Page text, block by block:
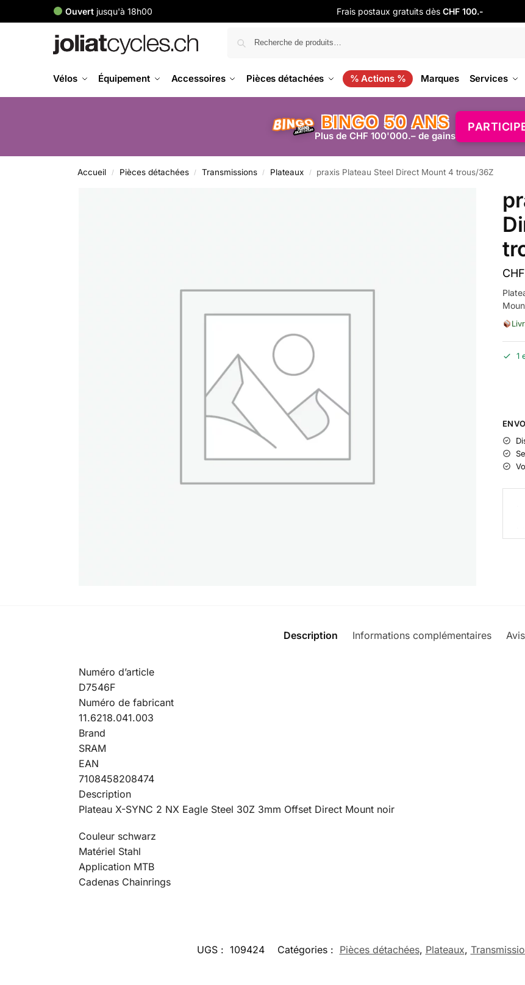
Ouvertjusqu'à 18h00 Frais postaux gratuits dèsCHF 100.-
Vélos Équipement Accessoires Pièces détachées % Actions % Marques Services
BINGO 50 ANS
Plus de CHF 100'000.– de gains
Accueil / Pièces détachées / Transmissions / Plateaux / praxis Plateau Steel Direct Mount 4 trous/36Z
CHF
1
Description Informations complémentaires Avis
Numéro d’article
D7546F
Numéro de fabricant
11.6218.041.003
Brand
SRAM
EAN
7108458208474
Description
Plateau X-SYNC 2 NX Eagle Steel 30Z 3mm Offset Direct Mount noir
Couleur schwarz
Matériel Stahl
Application MTB
Cadenas Chainrings
UGS : 109424 Catégories : Pièces détachées, Plateaux,